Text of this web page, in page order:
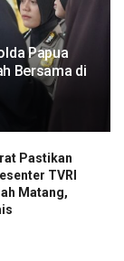
Papua
Bersama di
Pastikan
TVRI
Matang,